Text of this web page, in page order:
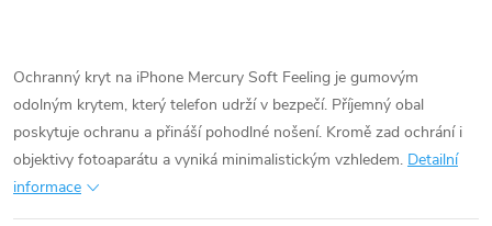
Ochranný kryt na iPhone Mercury Soft Feeling je gumovým
odolným krytem, který telefon udrží v bezpečí. Příjemný obal
poskytuje ochranu a přináší pohodlné nošení. Kromě zad ochrání i
objektivy fotoaparátu a vyniká minimalistickým vzhledem. Detailní
informace